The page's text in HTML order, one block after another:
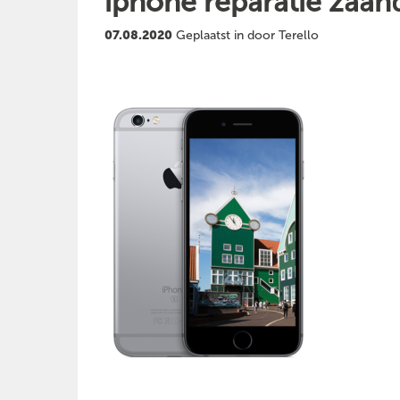
07.08.2020 Geplaatst in door Terello